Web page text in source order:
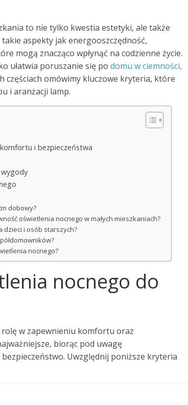
to nie tylko kwestia estetyki, ale także
aspekty jak energooszczędność,
mogą znacząco wpłynąć na codzienne życie.
ułatwia poruszanie się po domu w ciemności,
częściach omówimy kluczowe kryteria, które
i aranżacji lamp.
i bezpieczeństwa
dobowy?
oświetlenia nocnego w małych mieszkaniach?
dzieci i osób starszych?
nocnego?
nocnego do
w zapewnieniu komfortu oraz
biorąc pod uwagę
Uwzględnij poniższe kryteria